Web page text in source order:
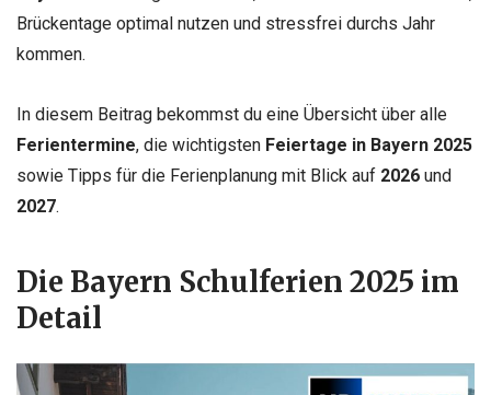
Brückentage optimal nutzen und stressfrei durchs Jahr
kommen.
In diesem Beitrag bekommst du eine Übersicht über alle
Ferientermine, die wichtigsten Feiertage in Bayern 2025
sowie Tipps für die Ferienplanung mit Blick auf 2026 und
2027.
Die Bayern Schulferien 2025 im
Detail